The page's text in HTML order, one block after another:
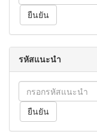
รหัสแนะนำ